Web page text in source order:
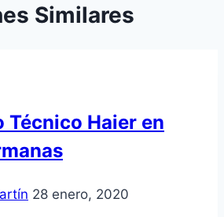
Similares
Técnico Haier en
28 enero, 2020